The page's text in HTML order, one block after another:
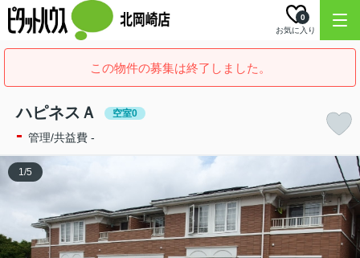
お気に入り
0
この物件の募集は終了しました。
ハピネスＡ 空室0
- 管理/共益費 -
1/5